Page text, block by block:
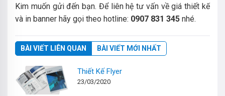
Kim muốn gửi đến bạn. Để liên hệ tư vấn về giá thiết kế
và in banner hãy gọi theo hotline: 0907 831 345 nhé.
BÀI VIẾT LIÊN QUAN BÀI VIẾT MỚI NHẤT
Thiết Kế Flyer
23/03/2020